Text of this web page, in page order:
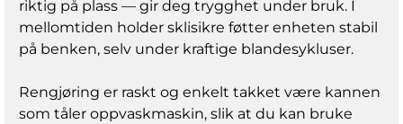
riktig på plass — gir deg trygghet under bruk. I
mellomtiden holder sklisikre føtter enheten stabil
på benken, selv under kraftige blandesykluser.
Rengjøring er raskt og enkelt takket være kannen
som tåler oppvaskmaskin, slik at du kan bruke